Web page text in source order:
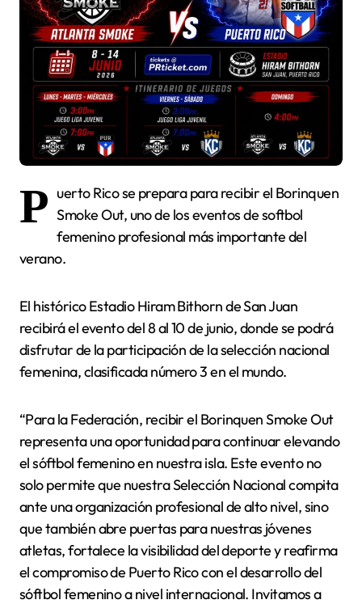
P uerto Rico se prepara para recibir el Borinquen
Smoke Out, uno de los eventos de softbol
femenino profesional más importante del
verano.
El histórico Estadio Hiram Bithorn de San Juan
recibirá el evento del 8 al 10 de junio, donde se podrá
disfrutar de la participación de la selección nacional
femenina, clasificada número 3 en el mundo.
“Para la Federación, recibir el Borinquen Smoke Out
representa una oportunidad para continuar elevando
el sóftbol femenino en nuestra isla. Este evento no
solo permite que nuestra Selección Nacional compita
ante una organización profesional de alto nivel, sino
que también abre puertas para nuestras jóvenes
atletas, fortalece la visibilidad del deporte y reafirma
el compromiso de Puerto Rico con el desarrollo del
sóftbol femenino a nivel internacional. Invitamos a